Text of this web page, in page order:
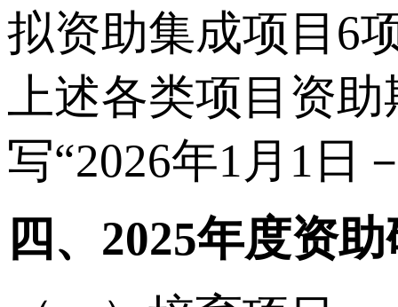
拟资助集成项目6
上述各类项目资
写“2026年1月1日
四、2025年度资